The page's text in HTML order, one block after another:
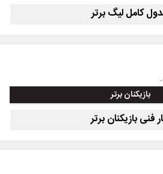
کامل لیگ برتر
بازیکنان برتر
فنی بازیکنان برتر